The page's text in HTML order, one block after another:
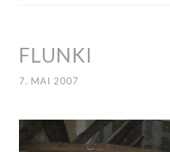
FLUNKI
7. MAI 2007